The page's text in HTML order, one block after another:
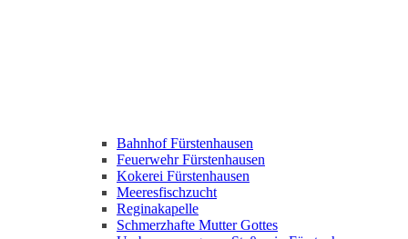
Bahnhof Fürstenhausen
Feuerwehr Fürstenhausen
Kokerei Fürstenhausen
Meeresfischzucht
Reginakapelle
Schmerzhafte Mutter Gottes